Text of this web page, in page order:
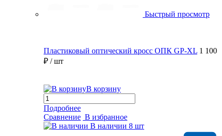
Быстрый просмотр
Пластиковый оптический кросс ОПК GP-XL 1 100
₽ / шт
В корзину
Подробнее
Сравнение В избранное
В наличии 8 шт